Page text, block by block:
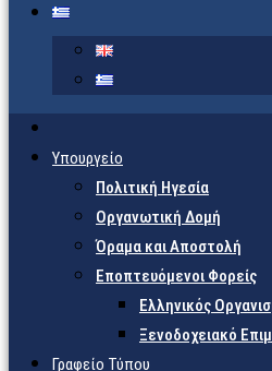
Υπουργείο
Πολιτική Ηγεσία
Οργανωτική Δομή
Όραμα και Αποστολή
Εποπτευόμενοι Φορείς
Eλληνικός
Ξενοδοχειακό
Γραφείο Τύπου